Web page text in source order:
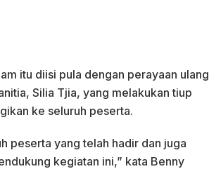
itu diisi pula dengan perayaan ulang
Silia Tjia, yang melakukan tiup
ke seluruh peserta.
peserta yang telah hadir dan juga
kegiatan ini,” kata Benny